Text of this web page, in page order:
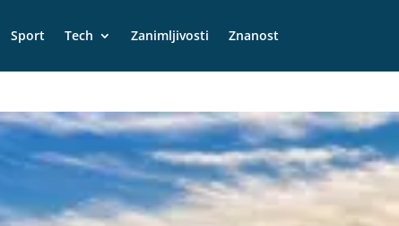
Sport Tech Zanimljivosti Znanost